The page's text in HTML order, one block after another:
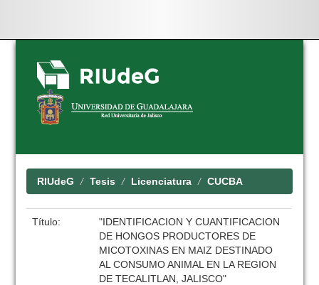
Skip
navigation
RIUdeG Tesis Licenciatura CUCBA
Título:
"IDENTIFICACION Y CUANTIFICACION
DE HONGOS PRODUCTORES DE
MICOTOXINAS EN MAIZ DESTINADO
AL CONSUMO ANIMAL EN LA REGION
DE TECALITLAN, JALISCO"